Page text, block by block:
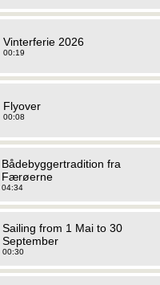
Vinterferie 2026
00:19
Flyover
00:08
Bådebyggertradition fra
Færøerne
04:34
Sailing from 1 Mai to 30
September
00:30